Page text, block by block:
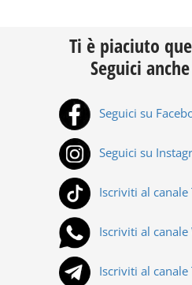
Ti è piaciuto
Seguici
Seguici su
Seguici su
Iscriviti al canale
Iscriviti al canale
Iscriviti al canale